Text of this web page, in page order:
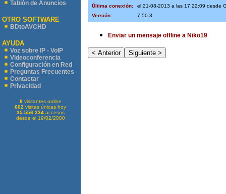
Tablón de Anuncios
OTRO SOFTWARE
BDtoAVCHD
AYUDA
Voz sobre IP - VoIP
Videoconferencia
Configuración en Red
Preguntas Frecuentes
Contactar
Privacidad
8visitantes online
602 visitas únicas hoy
35.556.334accesos
desde el 19/02/2000
Última conexión:
el 21-08-2013 a las 17:22:09 desde
Versión:
7.50.3
Enviar un mensaje offline a Niko19